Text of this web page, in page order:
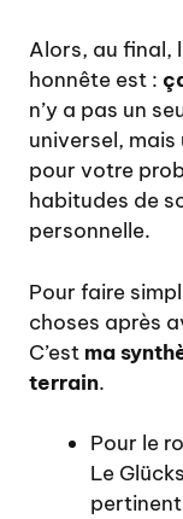
Alors, au final,
honnête est :
n’y a pas un
universel, mais
pour votre
habitudes de
personnelle.
Pour faire
choses après
C’est ma
terrain.
Pour le
Le